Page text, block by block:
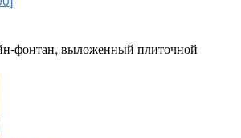
фонтан, выложенный плиточной